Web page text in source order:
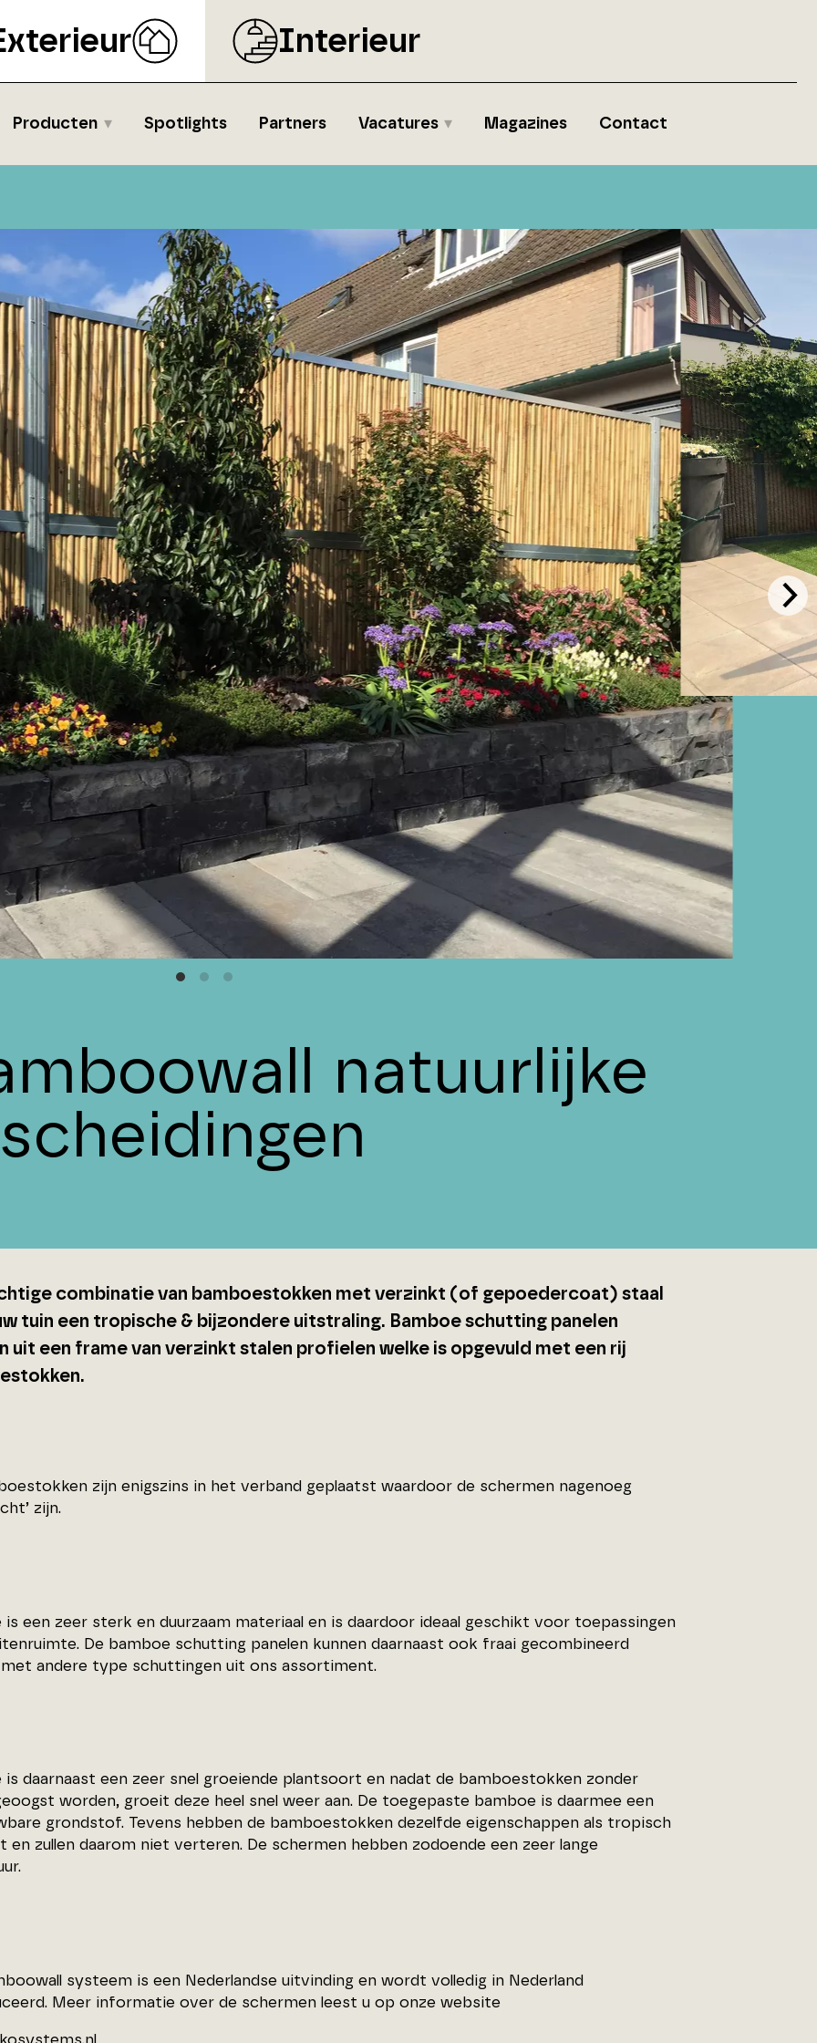
Interieur
Producten Spotlights Partners Vacatures Magazines Contact
natuurlijke
combinatie van bamboestokken met verzinkt (of gepoedercoat) staal
tuin een tropische & bijzondere uitstraling. Bamboe schutting panelen
uit een frame van verzinkt stalen profielen welke is opgevuld met een rij
zijn enigszins in het verband geplaatst waardoor de schermen nagenoeg
zijn.
is een zeer sterk en duurzaam materiaal en is daardoor ideaal geschikt voor toepassingen
De bamboe schutting panelen kunnen daarnaast ook fraai gecombineerd
andere type schuttingen uit ons assortiment.
is daarnaast een zeer snel groeiende plantsoort en nadat de bamboestokken zonder
worden, groeit deze heel snel weer aan. De toegepaste bamboe is daarmee een
grondstof. Tevens hebben de bamboestokken dezelfde eigenschappen als tropisch
en zullen daarom niet verteren. De schermen hebben zodoende een zeer lange
systeem is een Nederlandse uitvinding en wordt volledig in Nederland
Meer informatie over de schermen leest u op onze website